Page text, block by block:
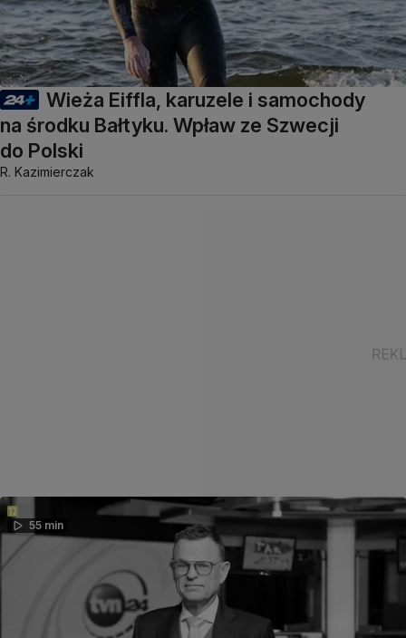
Wieża Eiffla, karuzele i samochody
na środku Bałtyku. Wpław ze Szwecji
do Polski
R. Kazimierczak
55 min